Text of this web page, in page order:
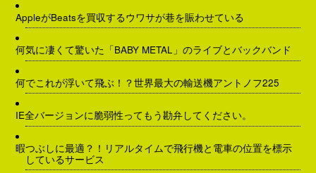
AppleがBeatsを買収するウワサが巷を賑わせている
何気に凄くて驚いた「BABY METAL」のライブとバックバンド
何でこれが浮いて飛ぶ！？世界最大の輸送機アントノフ225
IE全バージョンに脆弱性ってもう勘弁してください。
暇つぶしに最適？！リアルタイムで飛行機と電車の位置を標示
しているサービス